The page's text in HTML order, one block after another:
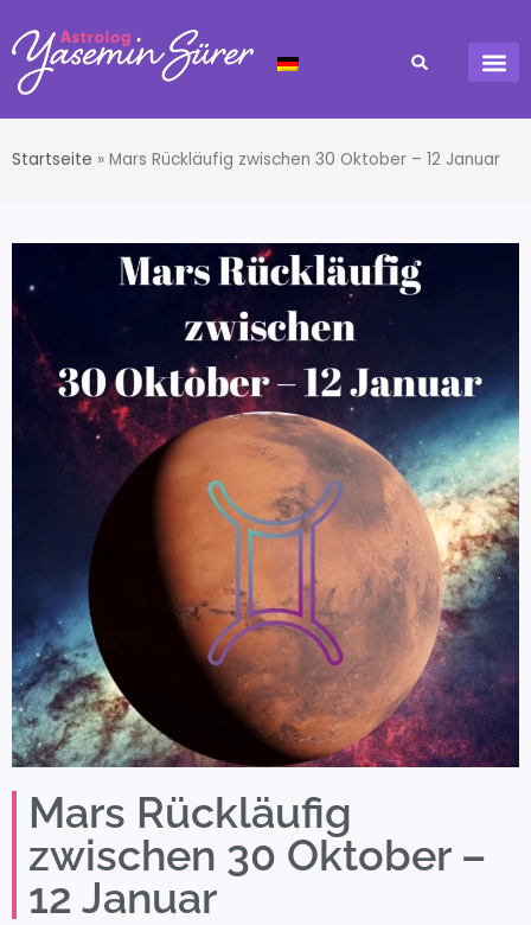
Startseite » Mars Rückläufig zwischen 30 Oktober – 12 Januar
Mars Rückläufig
zwischen 30 Oktober –
12 Januar